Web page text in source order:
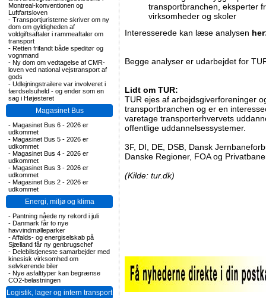
Montreal-konventionen og
Luftfartsloven
- Transportjuristerne skriver om ny
dom om gyldigheden af
voldgiftsaftaler i rammeaftaler om
transport
- Retten frifandt både speditør og
vognmand
- Ny dom om vedtagelse af CMR-
loven ved national vejstransport af
gods
- Udlejningstrailere var involveret i
færdselsuheld - og ender som en
sag i Højesteret
Magasinet Bus
- Magasinet Bus 6 - 2026 er
udkommet
- Magasinet Bus 5 - 2026 er
udkommet
- Magasinet Bus 4 - 2026 er
udkommet
- Magasinet Bus 3 - 2026 er
udkommet
- Magasinet Bus 2 - 2026 er
udkommet
Energi, miljø og klima
- Pantning nåede ny rekord i juli
- Danmark får to nye
havvindmølleparker
-Affalds- og energiselskab på
Sjælland får ny genbrugschef
- Delebilstjeneste samarbejder med
kinesisk virksomhed om
selvkørende biler
- Nye asfalttyper kan begrænse
CO2-belastningen
Logistik, lager og intern transport
transportbranchen, eksperter
virksomheder og skoler
Interesserede kan læse analysen
Begge analyser er udarbejdet for
Lidt om TUR:
TUR ejes af arbejdsgiverforeninger
transportbranchen og er en
varetage transporterhvervets
offentlige uddannelsessystemer.
3F, DI, DE, DSB, Dansk
Danske Regioner, FOA og
(Kilde: tur.dk)